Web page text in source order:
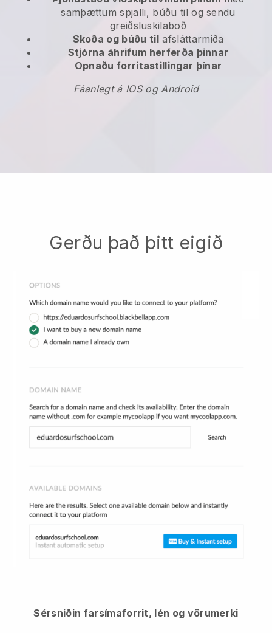
samþættum spjalli, búðu til og sendu
greiðsluskilaboð
Skoða og búðu tilafsláttarmiða
Stjórna áhrifum herferða þinnar
Opnaðu forritastillingar þínar
Fáanlegt á IOS og Android
Gerðu það þitt eigið
Sérsniðin farsímaforrit, lén og vörumerki